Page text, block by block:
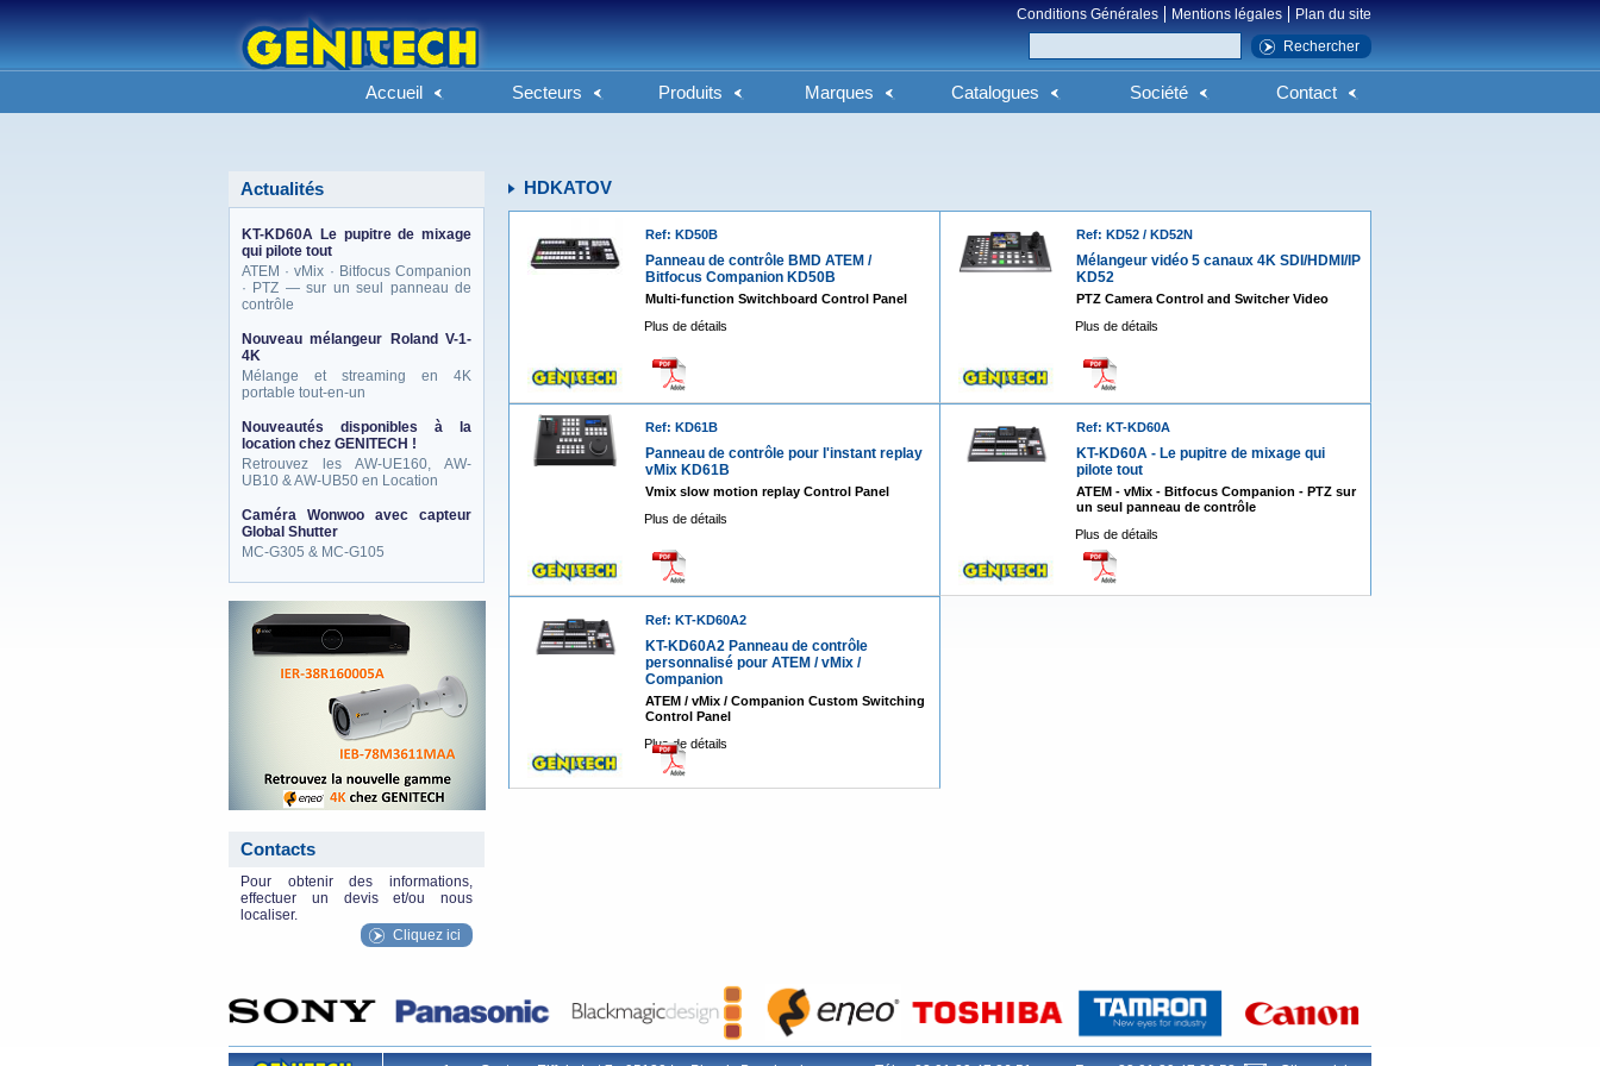
Conditions Générales Mentions légales Plan du site
Accueil Secteurs Produits Marques Catalogues Société Contact
Actualités
KT-KD60A Le pupitre de mixage
qui pilote tout
ATEM · vMix · Bitfocus Companion
· PTZ — sur un seul panneau de
contrôle
Nouveau mélangeur Roland V-1-
4K
Mélange et streaming en 4K
portable tout-en-un
Nouveautés disponibles à la
location chez GENITECH !
Retrouvez les AW-UE160, AW-
UB10 & AW-UB50 en Location
Caméra Wonwoo avec capteur
Global Shutter
MC-G305 & MC-G105
Contacts
Pour obtenir des informations,
effectuer un devis et/ou nous
localiser.
Cliquez ici
HDKATOV
Ref: KD50B
Panneau de contrôle BMD ATEM /
Bitfocus Companion KD50B
Multi-function Switchboard Control Panel
Plus de détails
Ref: KD52 / KD52N
Mélangeur vidéo 5 canaux 4K SDI/HDMI/IP
KD52
PTZ Camera Control and Switcher Video
Plus de détails
Ref: KD61B
Panneau de contrôle pour l'instant replay
vMix KD61B
Vmix slow motion replay Control Panel
Plus de détails
Ref: KT-KD60A
KT-KD60A - Le pupitre de mixage qui
pilote tout
ATEM - vMix - Bitfocus Companion - PTZ sur
un seul panneau de contrôle
Plus de détails
Ref: KT-KD60A2
KT-KD60A2 Panneau de contrôle
personnalisé pour ATEM / vMix /
Companion
ATEM / vMix / Companion Custom Switching
Control Panel
Plus de détails